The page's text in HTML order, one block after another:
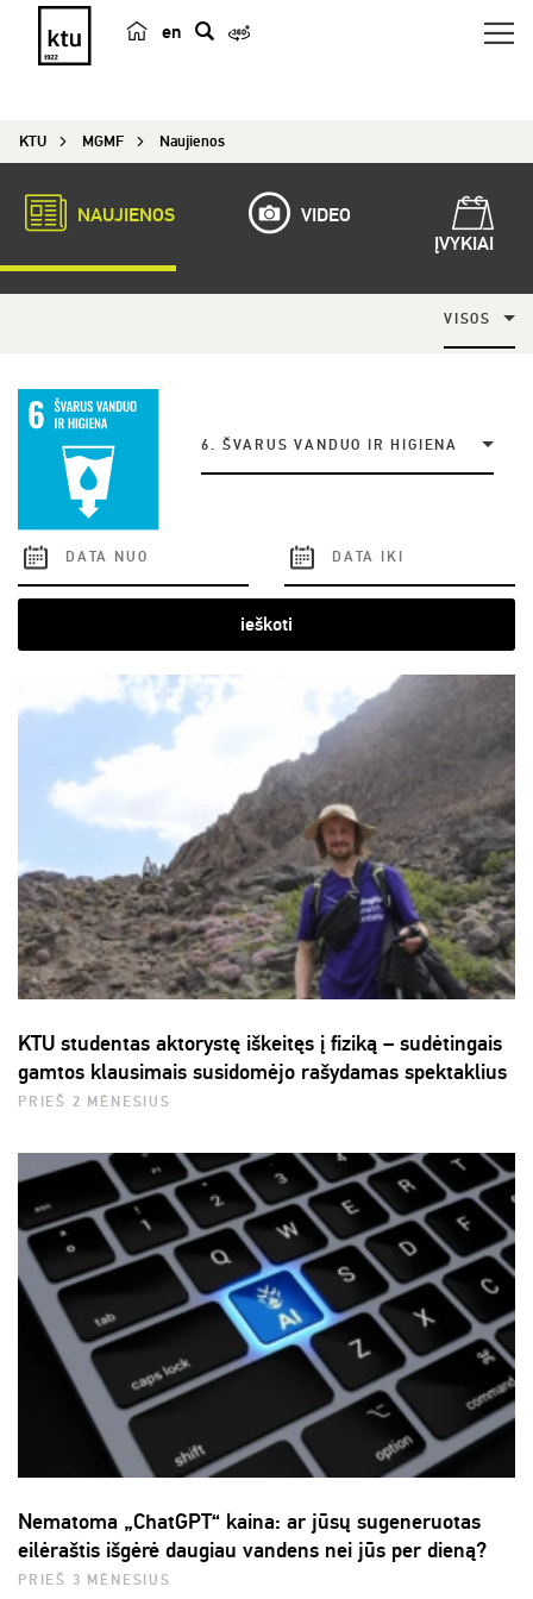
en
e
KTU MGMF Naujienos
NAUJIENOS
VIDEO
ĮVYKIAI
VISOS
6. ŠVARUS VANDUO IR HIGIENA
ieškoti
KTU studentas aktorystę iškeitęs į fiziką – sudėtingais
gamtos klausimais susidomėjo rašydamas spektaklius
PRIEŠ 2 MĖNESIUS
Nematoma „ChatGPT“ kaina: ar jūsų sugeneruotas
eilėraštis išgėrė daugiau vandens nei jūs per dieną?
PRIEŠ 3 MĖNESIUS